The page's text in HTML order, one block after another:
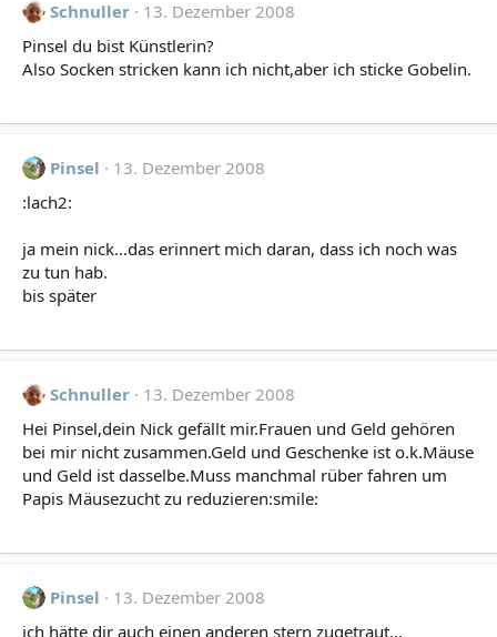
Schnuller
13. Dezember 2008
Pinsel du bist Künstlerin?
Also Socken stricken kann ich nicht,aber ich sticke Gobelin.
Pinsel
13. Dezember 2008
:lach2:
ja mein nick...das erinnert mich daran, dass ich noch was
zu tun hab.
bis später
Schnuller
13. Dezember 2008
Hei Pinsel,dein Nick gefällt mir.Frauen und Geld gehören
bei mir nicht zusammen.Geld und Geschenke ist o.k.Mäuse
und Geld ist dasselbe.Muss manchmal rüber fahren um
Papis Mäusezucht zu reduzieren:smile:
Pinsel
13. Dezember 2008
ich hätte dir auch einen anderen stern zugetraut...